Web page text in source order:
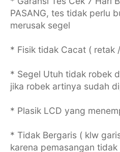
PASANG, tes tidak perlu
merusak segel
* Fisik tidak Cacat ( retak
* Segel Utuh tidak robek
jika robek artinya sudah
* Plasik LCD yang
* Tidak Bergaris ( klw
karena pemasangan tidak